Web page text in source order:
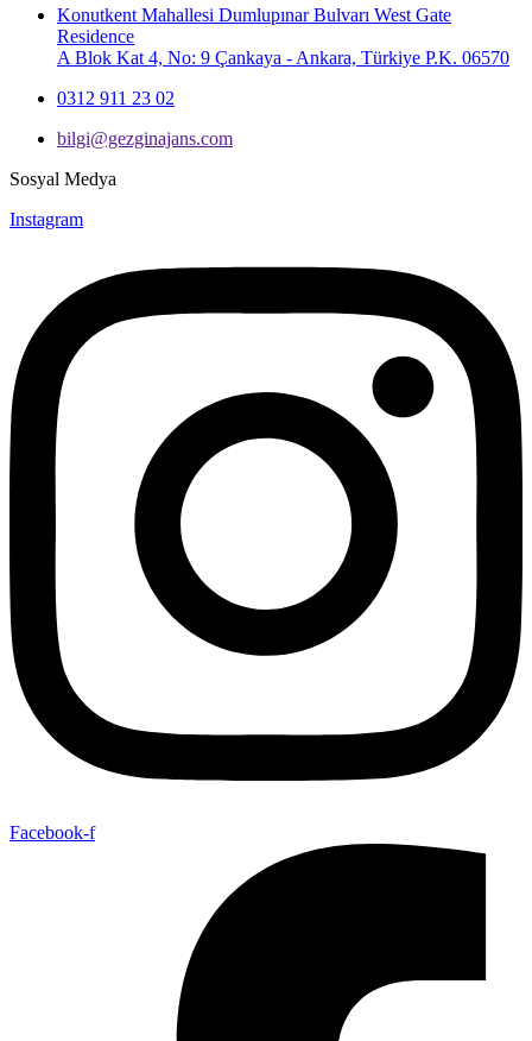
Konutkent Mahallesi Dumlupınar Bulvarı West Gate
Residence
A Blok Kat 4, No: 9 Çankaya - Ankara, Türkiye P.K. 06570
0312 911 23 02
bilgi@gezginajans.com
Sosyal Medya
Instagram
Facebook-f